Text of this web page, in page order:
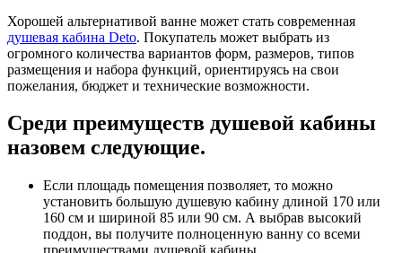
Хорошей альтернативой ванне может стать современная
душевая кабина Deto. Покупатель может выбрать из
огромного количества вариантов форм, размеров, типов
размещения и набора функций, ориентируясь на свои
пожелания, бюджет и технические возможности.
Среди преимуществ душевой кабины
назовем следующие.
Если площадь помещения позволяет, то можно
установить большую душевую кабину длиной 170 или
160 см и шириной 85 или 90 см. А выбрав высокий
поддон, вы получите полноценную ванну со всеми